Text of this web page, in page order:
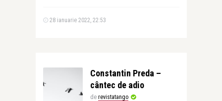
28 ianuarie 2022, 22:53
Constantin Preda –
cântec de adio
de revistatango